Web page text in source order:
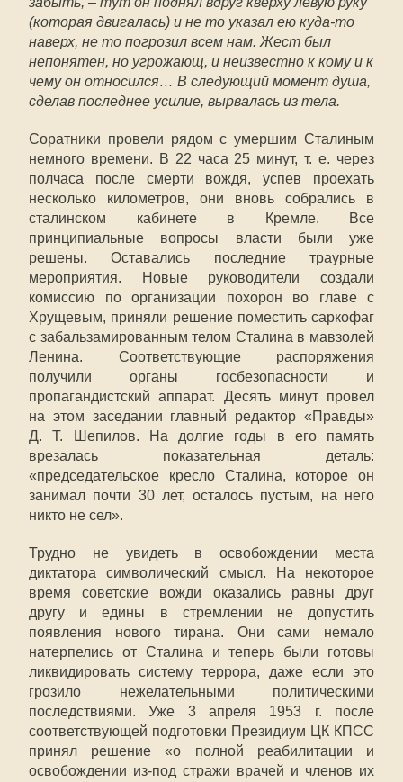
(которая двигалась) и не то указал ею куда-то
наверх, не то погрозил всем нам. Жест был
непонятен, но угрожающ, и неизвестно к кому и к
чему он относился… В следующий момент душа,
сделав последнее усилие, вырвалась из тела.
Соратники провели рядом с умершим Сталиным
немного времени. В 22 часа 25 минут, т. е. через
полчаса после смерти вождя, успев проехать
несколько километров, они вновь собрались в
сталинском кабинете в Кремле. Все
принципиальные вопросы власти были уже
решены. Оставались последние траурные
мероприятия. Новые руководители создали
комиссию по организации похорон во главе с
Хрущевым, приняли решение поместить саркофаг
с забальзамированным телом Сталина в мавзолей
Ленина. Соответствующие распоряжения
получили органы госбезопасности и
пропагандистский аппарат. Десять минут провел
на этом заседании главный редактор «Правды»
Д. Т. Шепилов. На долгие годы в его память
врезалась показательная деталь:
«председательское кресло Сталина, которое он
занимал почти 30 лет, осталось пустым, на него
никто не сел».
Трудно не увидеть в освобождении места
диктатора символический смысл. На некоторое
время советские вожди оказались равны друг
другу и едины в стремлении не допустить
появления нового тирана. Они сами немало
натерпелись от Сталина и теперь были готовы
ликвидировать систему террора, даже если это
грозило нежелательными политическими
последствиями. Уже 3 апреля 1953 г. после
соответствующей подготовки Президиум ЦК КПСС
принял решение «о полной реабилитации и
освобождении из-под стражи врачей и членов их